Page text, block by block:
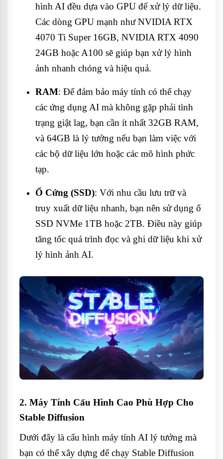
hình AI đều dựa vào GPU để xử lý dữ liệu.
Các dòng GPU mạnh như NVIDIA RTX
4070 Ti Super 16GB, NVIDIA RTX 4090
24GB hoặc A100 sẽ giúp bạn xử lý hình
ảnh nhanh chóng và hiệu quả.
RAM: Để đảm bảo máy tính có thể chạy
các ứng dụng AI mà không gặp phải tình
trạng giật lag, bạn cần ít nhất 32GB RAM,
và 64GB là lý tưởng nếu bạn làm việc với
các bộ dữ liệu lớn hoặc các mô hình phức
tạp.
Ổ Cứng (SSD): Với nhu cầu lưu trữ và
truy xuất dữ liệu nhanh, bạn nên sử dụng ổ
SSD NVMe 1TB hoặc 2TB. Điều này giúp
tăng tốc quá trình đọc và ghi dữ liệu khi xử
lý hình ảnh AI.
2. Máy Tính Cấu Hình Cao Phù Hợp Cho
Stable Diffusion
Dưới đây là cấu hình máy tính AI lý tưởng mà
bạn có thể xây dựng để chạy Stable Diffusion